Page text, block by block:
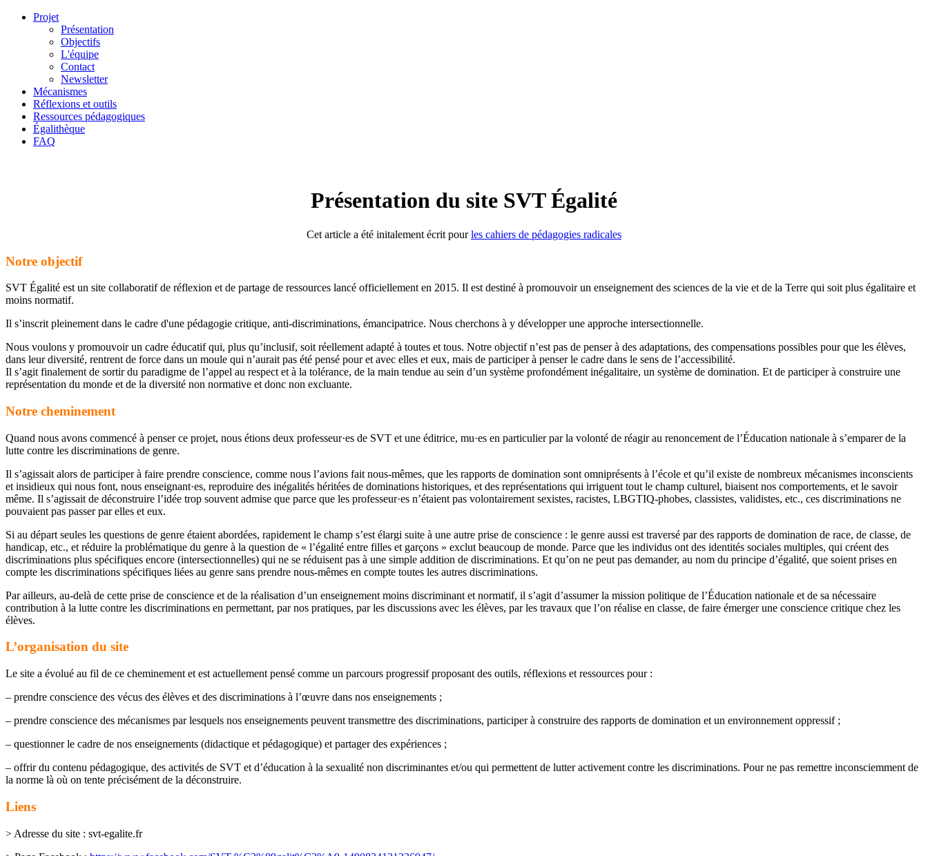
Projet
Présentation
Objectifs
L'équipe
Contact
Newsletter
Mécanismes
Réflexions et outils
Ressources pédagogiques
Égalithèque
FAQ
Présentation du site SVT Égalité
Cet article a été initalement écrit pourles cahiers de pédagogies radicales
Notre objectif
SVT Égalité est un site collaboratif de réflexion et de partage de ressources lancé officiellement en 2015. Il est destiné à promouvoir un enseignement des sciences de la vie et de la Terre qui soit plus égalitaire et
moins normatif.
Il s’inscrit pleinement dans le cadre d'une pédagogie critique, anti-discriminations, émancipatrice. Nous cherchons à y développer une approche intersectionnelle.
Nous voulons y promouvoir un cadre éducatif qui, plus qu’inclusif, soit réellement adapté à toutes et tous. Notre objectif n’est pas de penser à des adaptations, des compensations possibles pour que les élèves,
dans leur diversité, rentrent de force dans un moule qui n’aurait pas été pensé pour et avec elles et eux, mais de participer à penser le cadre dans le sens de l’accessibilité.
Il s’agit finalement de sortir du paradigme de l’appel au respect et à la tolérance, de la main tendue au sein d’un système profondément inégalitaire, un système de domination. Et de participer à construire une
représentation du monde et de la diversité non normative et donc non excluante.
Notre cheminement
Quand nous avons commencé à penser ce projet, nous étions deux professeur·es de SVT et une éditrice, mu·es en particulier par la volonté de réagir au renoncement de l’Éducation nationale à s’emparer de la
lutte contre les discriminations de genre.
Il s’agissait alors de participer à faire prendre conscience, comme nous l’avions fait nous-mêmes, que les rapports de domination sont omniprésents à l’école et qu’il existe de nombreux mécanismes inconscients
et insidieux qui nous font, nous enseignant·es, reproduire des inégalités héritées de dominations historiques, et des représentations qui irriguent tout le champ culturel, biaisent nos comportements, et le savoir
même. Il s’agissait de déconstruire l’idée trop souvent admise que parce que les professeur·es n’étaient pas volontairement sexistes, racistes, LBGTIQ-phobes, classistes, validistes, etc., ces discriminations ne
pouvaient pas passer par elles et eux.
Si au départ seules les questions de genre étaient abordées, rapidement le champ s’est élargi suite à une autre prise de conscience : le genre aussi est traversé par des rapports de domination de race, de classe, de
handicap, etc., et réduire la problématique du genre à la question de « l’égalité entre filles et garçons » exclut beaucoup de monde. Parce que les individus ont des identités sociales multiples, qui créent des
discriminations plus spécifiques encore (intersectionnelles) qui ne se réduisent pas à une simple addition de discriminations. Et qu’on ne peut pas demander, au nom du principe d’égalité, que soient prises en
compte les discriminations spécifiques liées au genre sans prendre nous-mêmes en compte toutes les autres discriminations.
Par ailleurs, au-delà de cette prise de conscience et de la réalisation d’un enseignement moins discriminant et normatif, il s’agit d’assumer la mission politique de l’Éducation nationale et de sa nécessaire
contribution à la lutte contre les discriminations en permettant, par nos pratiques, par les discussions avec les élèves, par les travaux que l’on réalise en classe, de faire émerger une conscience critique chez les
élèves.
L’organisation du site
Le site a évolué au fil de ce cheminement et est actuellement pensé comme un parcours progressif proposant des outils, réflexions et ressources pour :
– prendre conscience des vécus des élèves et des discriminations à l’œuvre dans nos enseignements ;
– prendre conscience des mécanismes par lesquels nos enseignements peuvent transmettre des discriminations, participer à construire des rapports de domination et un environnement oppressif ;
– questionner le cadre de nos enseignements (didactique et pédagogique) et partager des expériences ;
– offrir du contenu pédagogique, des activités de SVT et d’éducation à la sexualité non discriminantes et/ou qui permettent de lutter activement contre les discriminations. Pour ne pas remettre inconsciemment de
la norme là où on tente précisément de la déconstruire.
Liens
> Adresse du site : svt-egalite.fr